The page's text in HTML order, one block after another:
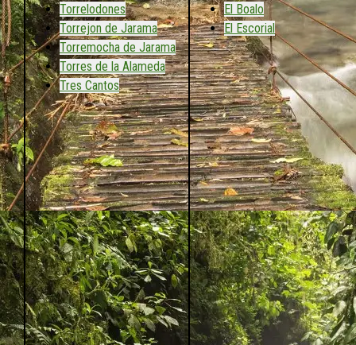
Torrelodones
Torrejon de Jarama
Torremocha de Jarama
Torres de la Alameda
Tres Cantos
El Boalo
El Escorial